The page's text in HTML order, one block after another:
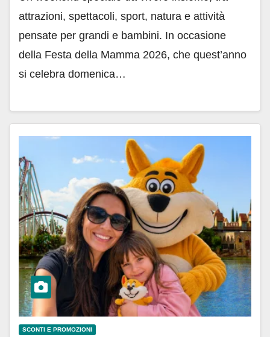
attrazioni, spettacoli, sport, natura e attività
pensate per grandi e bambini. In occasione
della Festa della Mamma 2026, che quest’anno
si celebra domenica…
SCONTI E PROMOZIONI